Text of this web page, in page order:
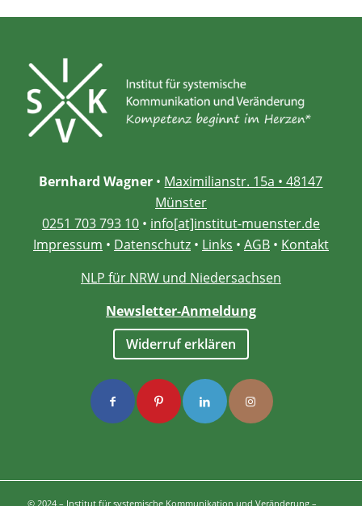
Bernhard Wagner • Maximilianstr. 15a • 48147
Münster
0251 703 793 10• info[at]institut-muenster.de
Impressum • Datenschutz• Links • AGB• Kontakt
NLP für NRW und Niedersachsen
Newsletter-Anmeldung
Widerruf erklären
© 2024 – Institut für systemische Kommunikation und Veränderung –